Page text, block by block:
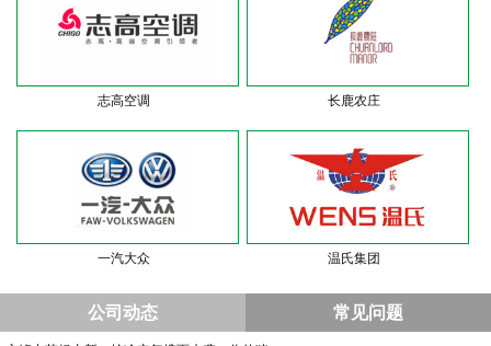
志高空调 长鹿农庄
一汽大众 温氏集团
公司动态 常见问题